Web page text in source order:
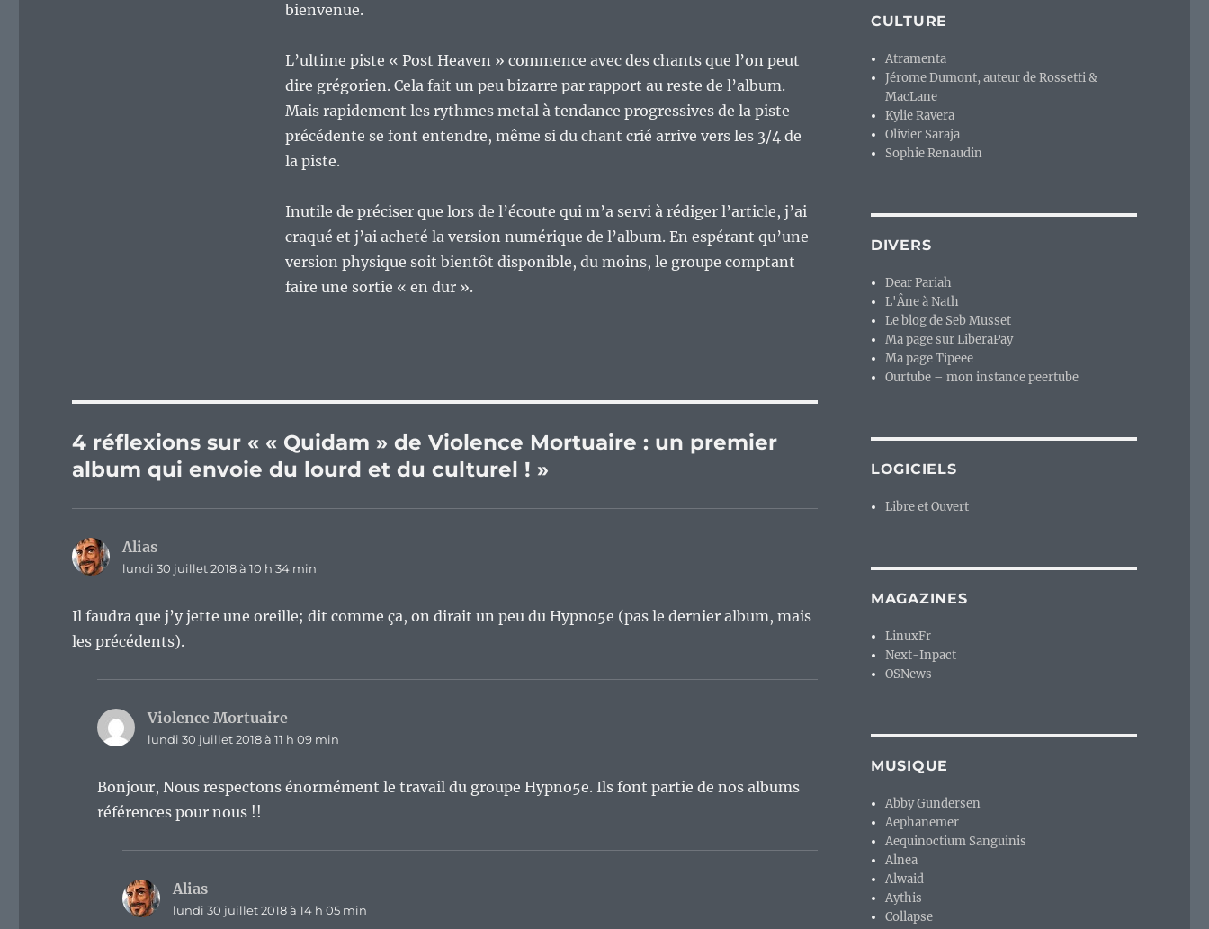
bienvenue.
L’ultime piste « Post Heaven » commence avec des chants que l’on peut
dire grégorien. Cela fait un peu bizarre par rapport au reste de l’album.
Mais rapidement les rythmes metal à tendance progressives de la piste
précédente se font entendre, même si du chant crié arrive vers les 3/4 de
la piste.
Inutile de préciser que lors de l’écoute qui m’a servi à rédiger l’article, j’ai
craqué et j’ai acheté la version numérique de l’album. En espérant qu’une
version physique soit bientôt disponible, du moins, le groupe comptant
faire une sortie « en dur ».
4 réflexions sur « « Quidam » de Violence Mortuaire : un premier
album qui envoie du lourd et du culturel ! »
Alias
lundi 30 juillet 2018 à 10 h 34 min
Il faudra que j’y jette une oreille; dit comme ça, on dirait un peu du Hypno5e (pas le dernier album, mais
les précédents).
Violence Mortuaire
lundi 30 juillet 2018 à 11 h 09 min
Bonjour, Nous respectons énormément le travail du groupe Hypno5e. Ils font partie de nos albums
références pour nous !!
Alias
lundi 30 juillet 2018 à 14 h 05 min
CULTURE
Atramenta
Jérome Dumont, auteur de Rossetti &
MacLane
Kylie Ravera
Olivier Saraja
Sophie Renaudin
DIVERS
Dear Pariah
L'Âne à Nath
Le blog de Seb Musset
Ma page sur LiberaPay
Ma page Tipeee
Ourtube – mon instance peertube
LOGICIELS
Libre et Ouvert
MAGAZINES
LinuxFr
Next-Inpact
OSNews
MUSIQUE
Abby Gundersen
Aephanemer
Aequinoctium Sanguinis
Alnea
Alwaid
Aythis
Collapse